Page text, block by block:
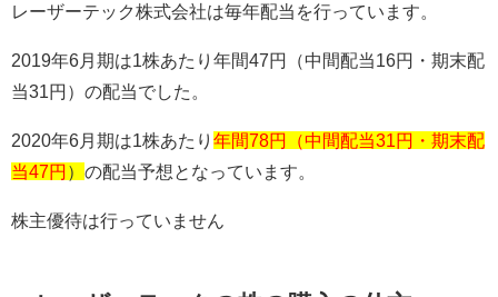
レーザーテック株式会社は毎年配当を行っています。
2019年6月期は1株あたり年間47円（中間配当16円・期末配
当31円）の配当でした。
2020年6月期は1株あたり 年間78円（中間配当31円・期末配
当47円 ） の配当予想となっています。
株主優待は行っていません